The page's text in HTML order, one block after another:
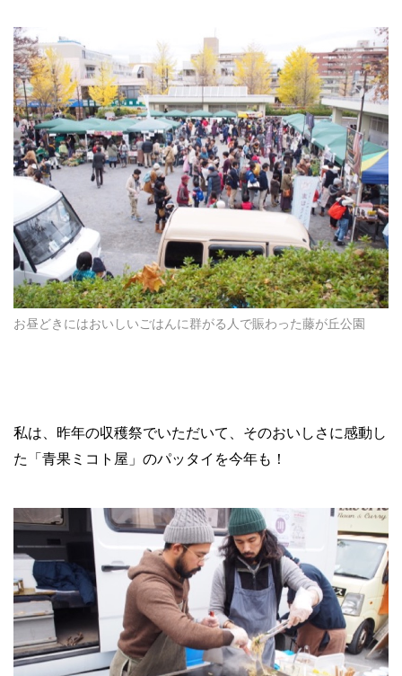
お昼どきにはおいしいごはんに群がる人で賑わった藤が丘公園
私は、昨年の収穫祭でいただいて、そのおいしさに感動し
た「青果ミコト屋」のパッタイを今年も！